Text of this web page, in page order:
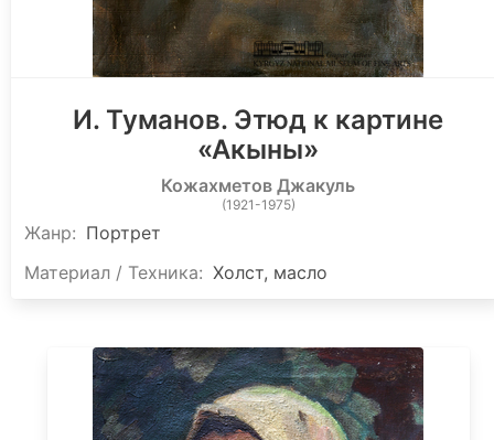
И. Туманов. Этюд к картине
«Акыны»
Кожахметов Джакуль
(1921-1975)
Жанр: Портрет
Материал / Техника: Холст, масло